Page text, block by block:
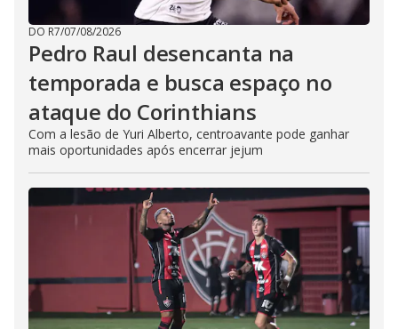
DO R7/07/08/2026
Pedro Raul desencanta na
temporada e busca espaço no
ataque do Corinthians
Com a lesão de Yuri Alberto, centroavante pode ganhar
mais oportunidades após encerrar jejum